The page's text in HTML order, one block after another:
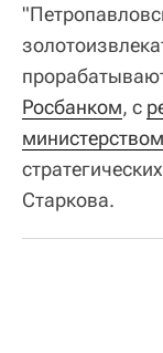
Росбанком, с
Старкова.